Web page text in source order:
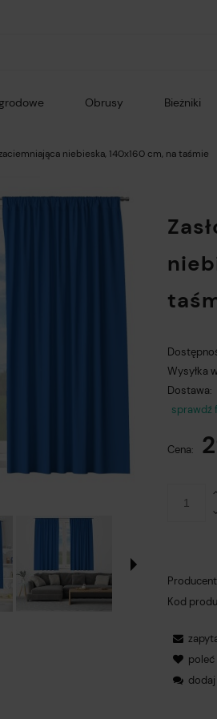
Obrusy Bieżniki
niebieska, 140x160 cm, na taśmie
Wysyłka
Dostawa:
sprawdź
Cena:
Kod
poleć